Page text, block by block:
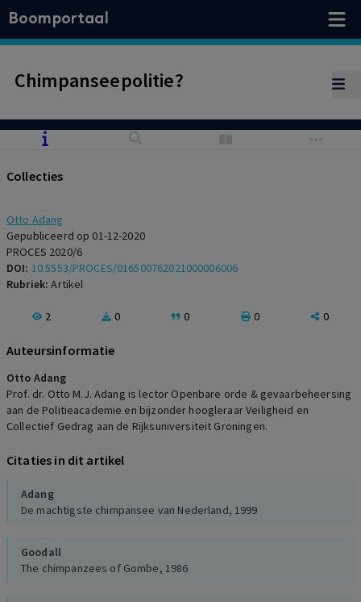
Boomportaal
Chimpanseepolitie?
Collecties
Otto Adang
Gepubliceerd op 01-12-2020
PROCES 2020/6
DOI: 10.5553/PROCES/016500762021000006006
Rubriek:Artikel
2 0 0 0 0
Auteursinformatie
Otto Adang
Prof. dr. Otto M.J. Adang is lector Openbare orde & gevaarbeheersing
aan de Politieacademie en bijzonder hoogleraar Veiligheid en
Collectief Gedrag aan de Rijksuniversiteit Groningen.
Citaties in dit artikel
Adang
De machtigste chimpansee van Nederland, 1999
Goodall
The chimpanzees of Gombe, 1986